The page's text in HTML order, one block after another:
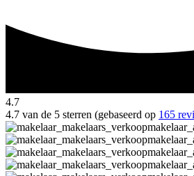
4.7
4.7 van de 5 sterren (gebaseerd op 165